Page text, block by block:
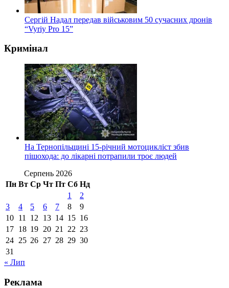
Сергій Надал передав військовим 50 сучасних дронів
“Vyriy Pro 15”
Кримінал
На Тернопільщині 15-річний мотоцикліст збив
пішохода: до лікарні потрапили троє людей
Серпень 2026
Пн Вт Ср Чт Пт Сб Нд
1
2
3
4 5 6 7 8
9
10 11 12 13 14 15 16
17 18 19 20 21 22 23
24 25 26 27 28 29 30
31
« Лип
Реклама